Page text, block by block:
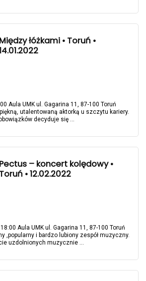
Między łóżkami • Toruń •
Aula UMK ul. Gagarina 11, 87-100 Toruń
utalentowaną aktorką u szczytu kariery.
decyduje się ...
Pectus – koncert kolędowy •
Toruń • 12.02.2022
Aula UMK ul. Gagarina 11, 87-100 Toruń
,popularny i bardzo lubiony zespół muzyczny.
uzdolnionych muzycznie ...